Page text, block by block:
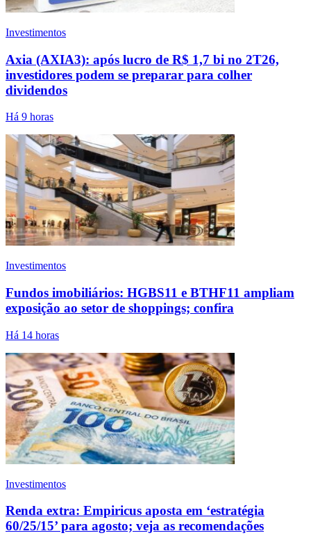
Investimentos
Axia (AXIA3): após lucro de R$ 1,7 bi no 2T26,
investidores podem se preparar para colher
dividendos
Há 9 horas
Investimentos
Fundos imobiliários: HGBS11 e BTHF11 ampliam
exposição ao setor de shoppings; confira
Há 14 horas
Investimentos
Renda extra: Empiricus aposta em ‘estratégia
60/25/15’ para agosto; veja as recomendações